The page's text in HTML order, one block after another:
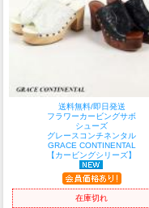
送料無料/即日発送
フラワーカービングサボ
シューズ
グレースコンチネンタル
GRACE CONTINENTAL
【カービングシリーズ】
在庫切れ